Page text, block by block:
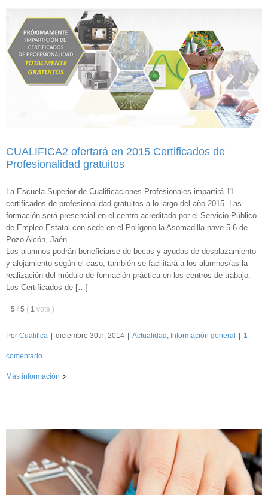
CUALIFICA2 ofertará en 2015 Certificados de
Profesionalidad gratuitos
La Escuela Superior de Cualificaciones Profesionales impartirá 11
certificados de profesionalidad gratuitos a lo largo del año 2015. Las
formación será presencial en el centro acreditado por el Servicio Público
de Empleo Estatal con sede en el Polígono la Asomadilla nave 5-6 de
Pozo Alcón, Jaén.
Los alumnos podrán beneficiarse de becas y ayudas de desplazamiento
y alojamiento según el caso; también se facilitará a los alumnos/as la
realización del módulo de formación práctica en los centros de trabajo.
Los Certificados de […]
5 / 5 ( 1 vote )
Por Cualifica diciembre 30th, 2014 Actualidad , Información general 1
comentario
Más información